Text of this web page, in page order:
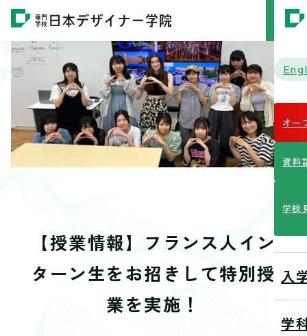
MENU
オー
資料
学校
入
学
【授業情報】フランス人イン
ターン生をお招きして特別授
業を実施！